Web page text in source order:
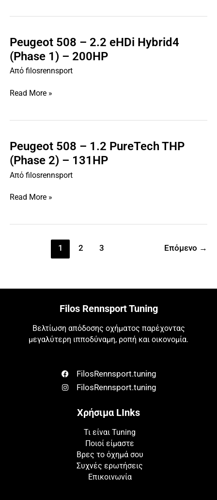
1)
204HP
Peugeot 508 – 2.2 eHDi Hybrid4
(Phase 1) – 200HP
Από filosrennsport
Peugeot
508
–
2.2
Hybrid4
1)
200HP
Read More »
Peugeot 508 – 1.2 PureTech THP
(Phase 2) – 131HP
Από filosrennsport
Peugeot
508
–
1.2
THP
2)
Read More »
1 2 3 Επόμενο →
Filos Rennsport Tuning
Βελτίωση απόδοσης οχήματος παρέχοντας
μεγαλύτερη ιπποδύναμη, ροπή και οικονομία.
FilosRennsport.tuning
FilosRennsport.tuning
Χρήσιμα LInks
Τι είναι Tuning
Ποιοί είμαστε
Βρες το όχημά σου
Συχνές ερωτήσεις
Επικοινωνία